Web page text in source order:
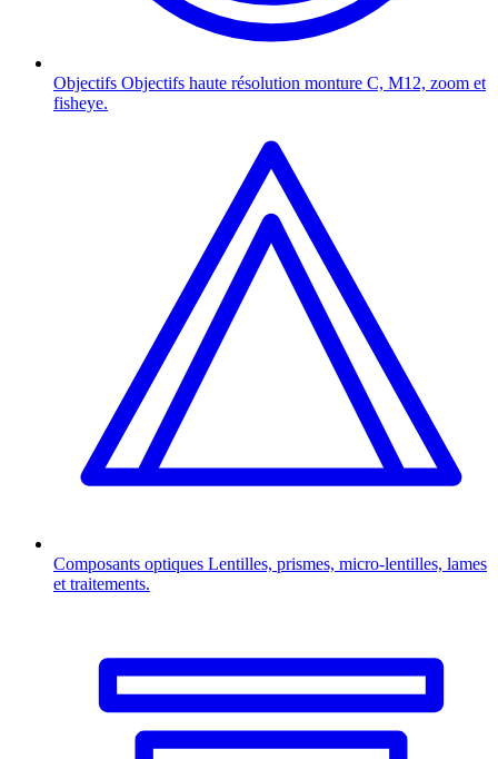
Objectifs Objectifs haute résolution monture C, M12, zoom et
fisheye.
Composants optiques Lentilles, prismes, micro-lentilles, lames
et traitements.